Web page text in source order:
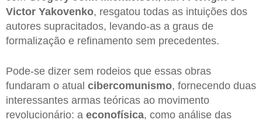
Victor Yakovenko, resgatou todas as intuições dos
autores supracitados, levando-as a graus de
formalização e refinamento sem precedentes.
Pode-se dizer sem rodeios que essas obras
fundaram o atual cibercomunismo, fornecendo duas
interessantes armas teóricas ao movimento
revolucionário: a econofísica, como análise das